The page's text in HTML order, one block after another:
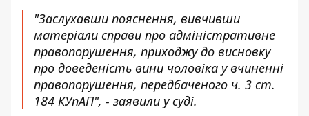
"Заслухавши пояснення, вивчивши
матеріали справи про адміністративне
правопорушення, приходжу до висновку
про доведеність вини чоловіка у вчиненні
правопорушення, передбаченого ч. 3 ст.
184 КУпАП", - заявили у суді.